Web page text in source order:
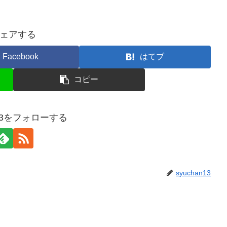
アする
Facebook はてブ
コピー
をフォローする
syuchan13